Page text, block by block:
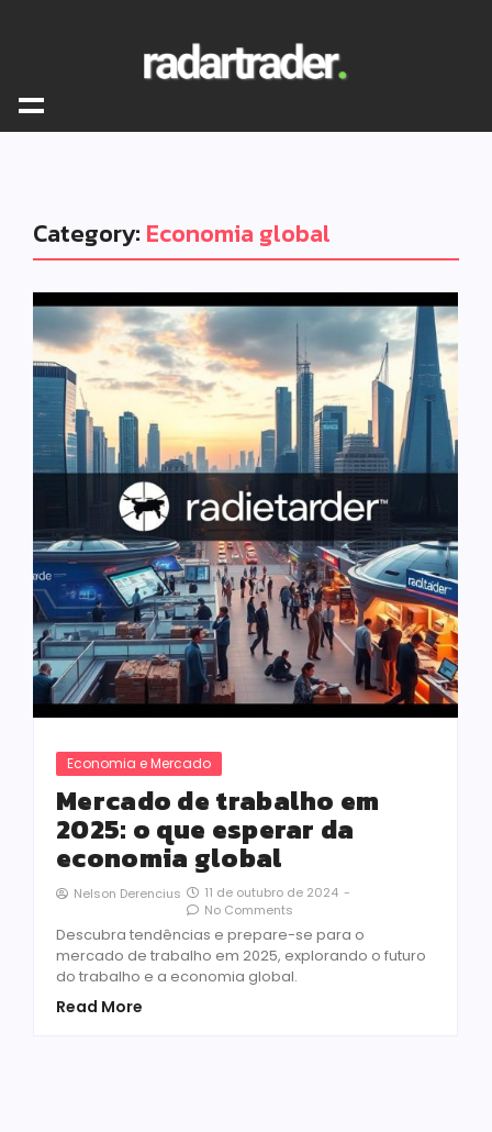
Category: Economia global
Economia e Mercado
Mercado de trabalho em
2025: o que esperar da
economia global
Nelson Derencius 11 de outubro de 2024 -
No Comments
Descubra tendências e prepare-se para o
mercado de trabalho em 2025, explorando o futuro
do trabalho e a economia global.
Read More